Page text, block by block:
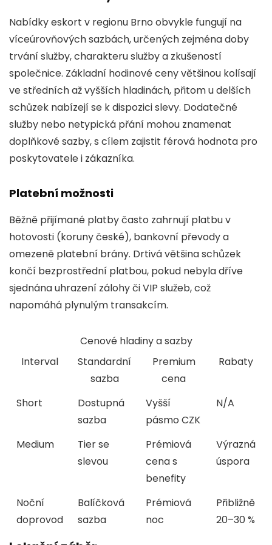
Nabídky eskort v regionu Brno obvykle fungují na
víceúrovňových sazbách, určených zejména doby
trvání služby, charakteru služby a zkušeností
společnice. Základní hodinové ceny většinou kolísají
ve středních až vyšších hladinách, přitom u delších
schůzek nabízejí se k dispozici slevy. Dodatečné
služby nebo netypická přání mohou znamenat
doplňkové sazby, s cílem zajistit férová hodnota pro
poskytovatele i zákazníka.
Platební možnosti
Běžně přijímané platby často zahrnují platbu v
hotovosti (koruny české), bankovní převody a
omezeně platební brány. Drtivá většina schůzek
končí bezprostřední platbou, pokud nebyla dříve
sjednána uhrazení zálohy či VIP služeb, což
napomáhá plynulým transakcím.
Cenové hladiny a sazby
Interval
Standardní
sazba
Premium
cena
Rabaty
Short
Dostupná
sazba
Vyšší
pásmo CZK
N/A
Medium
Tier se
slevou
Prémiová
cena s
benefity
Výrazná
úspora
Noční
doprovod
Balíčková
sazba
Prémiová
noc
Přibližně
20–30 %